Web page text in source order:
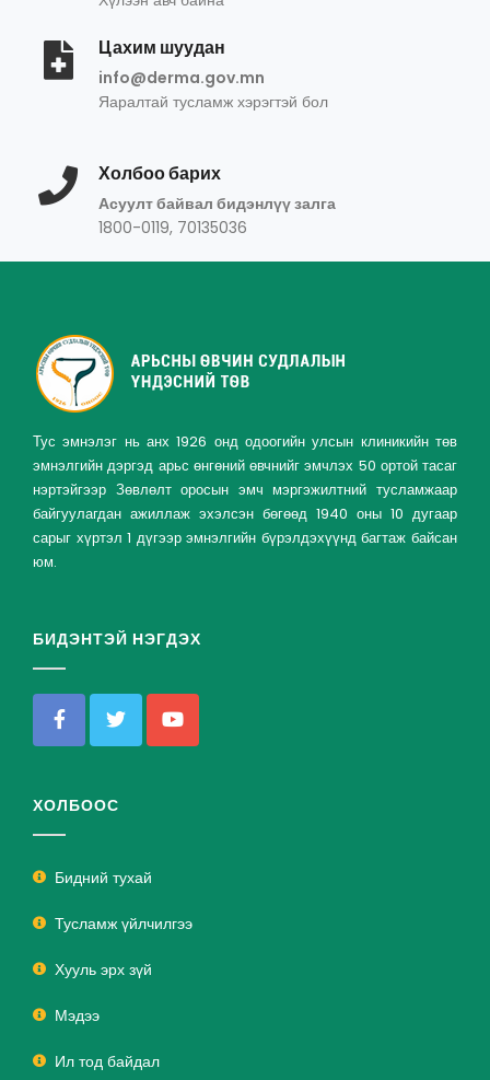
Цахим шуудан
info@derma.gov.mn
Яаралтай тусламж хэрэгтэй бол
Холбоо барих
Асуулт байвал бидэнлүү залга
1800-0119, 70135036
Тус эмнэлэг нь анх 1926 онд одоогийн улсын клиникийн төв
эмнэлгийн дэргэд арьс өнгөний өвчнийг эмчлэх 50 ортой тасаг
нэртэйгээр Зөвлөлт оросын эмч мэргэжилтний тусламжаар
байгуулагдан ажиллаж эхэлсэн бөгөөд 1940 оны 10 дугаар
сарыг хүртэл 1 дүгээр эмнэлгийн бүрэлдэхүүнд багтаж байсан
юм.
БИДЭНТЭЙ НЭГДЭХ
ХОЛБООС
Бидний тухай
Тусламж үйлчилгээ
Хууль эрх зүй
Мэдээ
Ил тод байдал